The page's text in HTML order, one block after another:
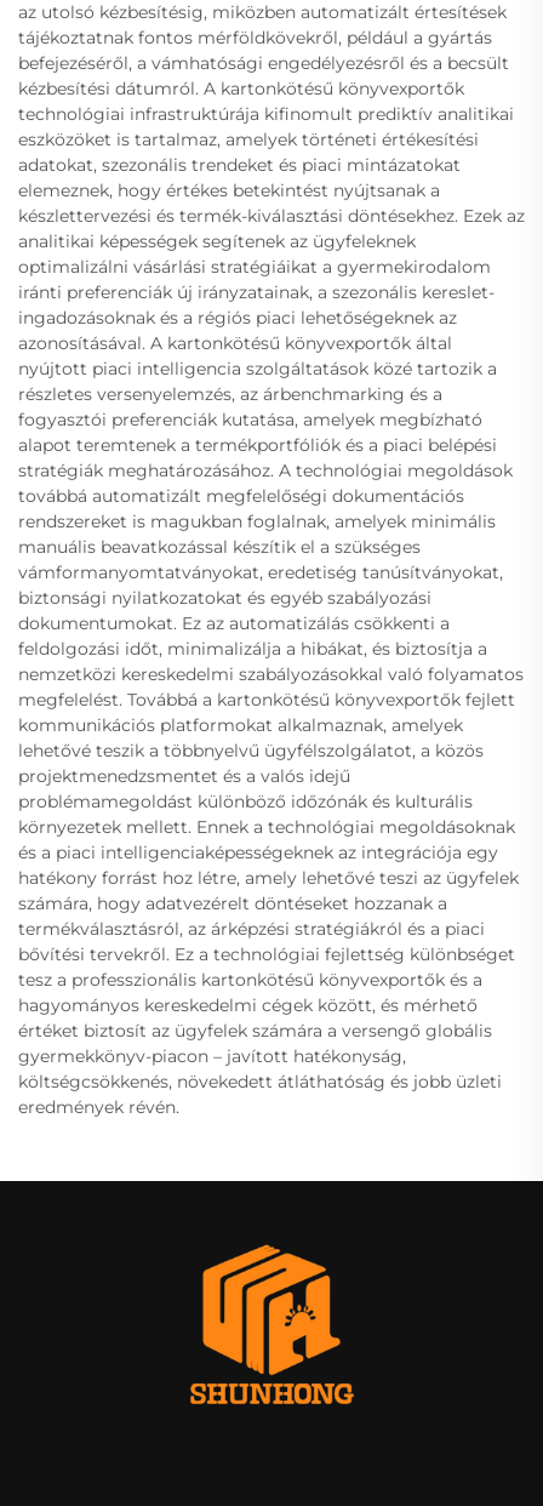
az utolsó kézbesítésig, miközben automatizált értesítések
tájékoztatnak fontos mérföldkövekről, például a gyártás
befejezéséről, a vámhatósági engedélyezésről és a becsült
kézbesítési dátumról. A kartonkötésű könyvexportők
technológiai infrastruktúrája kifinomult prediktív analitikai
eszközöket is tartalmaz, amelyek történeti értékesítési
adatokat, szezonális trendeket és piaci mintázatokat
elemeznek, hogy értékes betekintést nyújtsanak a
készlettervezési és termék-kiválasztási döntésekhez. Ezek az
analitikai képességek segítenek az ügyfeleknek
optimalizálni vásárlási stratégiáikat a gyermekirodalom
iránti preferenciák új irányzatainak, a szezonális kereslet-
ingadozásoknak és a régiós piaci lehetőségeknek az
azonosításával. A kartonkötésű könyvexportők által
nyújtott piaci intelligencia szolgáltatások közé tartozik a
részletes versenyelemzés, az árbenchmarking és a
fogyasztói preferenciák kutatása, amelyek megbízható
alapot teremtenek a termékportfóliók és a piaci belépési
stratégiák meghatározásához. A technológiai megoldások
továbbá automatizált megfelelőségi dokumentációs
rendszereket is magukban foglalnak, amelyek minimális
manuális beavatkozással készítik el a szükséges
vámformanyomtatványokat, eredetiség tanúsítványokat,
biztonsági nyilatkozatokat és egyéb szabályozási
dokumentumokat. Ez az automatizálás csökkenti a
feldolgozási időt, minimalizálja a hibákat, és biztosítja a
nemzetközi kereskedelmi szabályozásokkal való folyamatos
megfelelést. Továbbá a kartonkötésű könyvexportők fejlett
kommunikációs platformokat alkalmaznak, amelyek
lehetővé teszik a többnyelvű ügyfélszolgálatot, a közös
projektmenedzsmentet és a valós idejű
problémamegoldást különböző időzónák és kulturális
környezetek mellett. Ennek a technológiai megoldásoknak
és a piaci intelligenciaképességeknek az integrációja egy
hatékony forrást hoz létre, amely lehetővé teszi az ügyfelek
számára, hogy adatvezérelt döntéseket hozzanak a
termékválasztásról, az árképzési stratégiákról és a piaci
bővítési tervekről. Ez a technológiai fejlettség különbséget
tesz a professzionális kartonkötésű könyvexportők és a
hagyományos kereskedelmi cégek között, és mérhető
értéket biztosít az ügyfelek számára a versengő globális
gyermekkönyv-piacon – javított hatékonyság,
költségcsökkenés, növekedett átláthatóság és jobb üzleti
eredmények révén.